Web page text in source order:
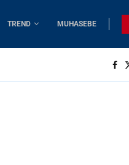
TREND MUHASEBE